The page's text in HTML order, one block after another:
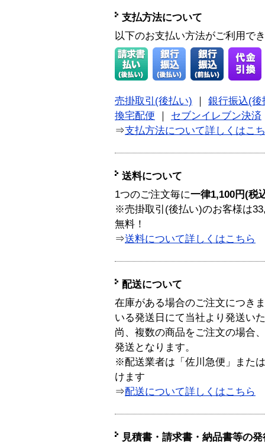
支払方法について
以下のお支払い方法がご利用で
売掛取引(後払い)
銀行振込(後
換宅配便
セブンイレブン決済
⇒支払方法について詳しくはこ
送料について
1つのご注文毎に一律1,100円(税
※売掛取引(後払い)のお客様は
無料！
⇒送料について詳しくはこちら
配送について
在庫がある場合のご注文につき
いる発送日にて当社より発送い
尚、複数の商品をご注文の場合
発送となります。
※配送業者は「佐川急便」また
けます
⇒配送について詳しくはこちら
見積書・請求書・納品書等の